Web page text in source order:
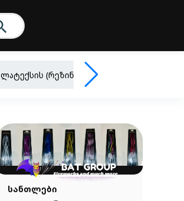
ლატექსის (რეზინის) ბუშტები
სანთლები